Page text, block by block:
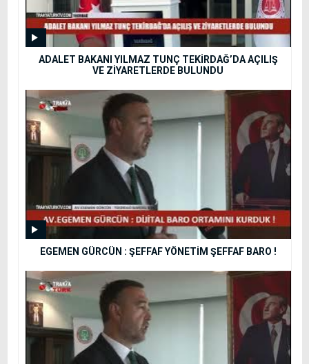
ADALET BAKANI YILMAZ TUNÇ TEKİRDAĞ’DA AÇILIŞ
VE ZİYARETLERDE BULUNDU
EGEMEN GÜRCÜN : ŞEFFAF YÖNETİM ŞEFFAF BARO !